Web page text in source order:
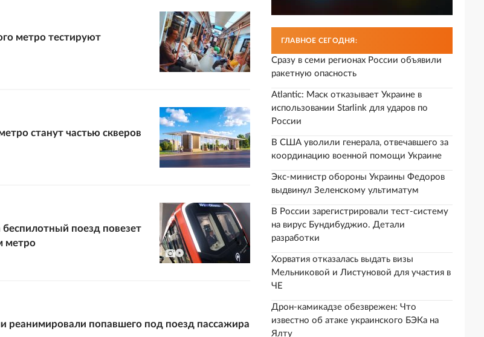
метро тестируют
станут частью скверов
беспилотный поезд повезет
метро
реанимировали попавшего под поезд пассажира
ГЛАВНОЕ СЕГОДНЯ:
Сразу в семи регионах России объявили
ракетную опасность
Atlantic: Маск отказывает Украине в
использовании Starlink для ударов по
России
В США уволили генерала, отвечавшего за
координацию военной помощи Украине
Экс-министр обороны Украины Федоров
выдвинул Зеленскому ультиматум
В России зарегистрировали тест-систему
на вирус Бундибуджио. Детали
разработки
Хорватия отказалась выдать визы
Мельниковой и Листуновой для участия в
ЧЕ
Дрон-камикадзе обезврежен: Что
известно об атаке украинского БЭКа на
Ялту